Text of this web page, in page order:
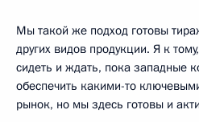
Мы такой же подход готовы
других видов продукции. Я к
сидеть и ждать, пока западные
обеспечить какими-то
рынок, но мы здесь готовы и